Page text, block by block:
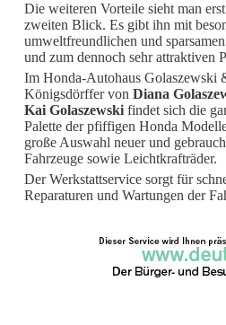
Die weiteren Vorteile sieht man
zweiten Blick. Es gibt ihn mit
umweltfreundlichen und
und zum dennoch sehr attraktiven
Im Honda-Autohaus Golaszewski
Königsdörffer von Diana
Kai Golaszewski findet sich die
Palette der pfiffigen Honda
große Auswahl neuer und
Fahrzeuge sowie Leichtkrafträder.
Der Werkstattservice sorgt für
Reparaturen und Wartungen der